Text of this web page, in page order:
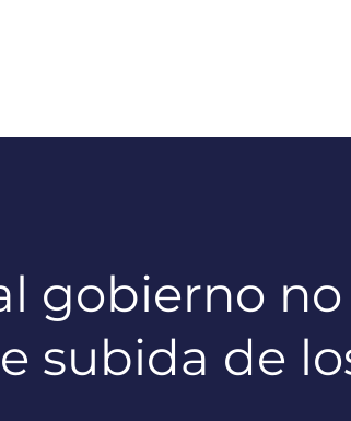
gobierno
subida de